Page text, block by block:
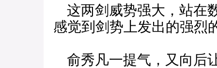
这两剑威势强大，站在
感觉到剑势上发出的强烈
俞秀凡一提气，又向后